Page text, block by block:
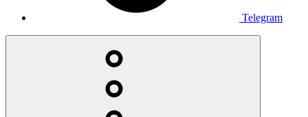
Telegram